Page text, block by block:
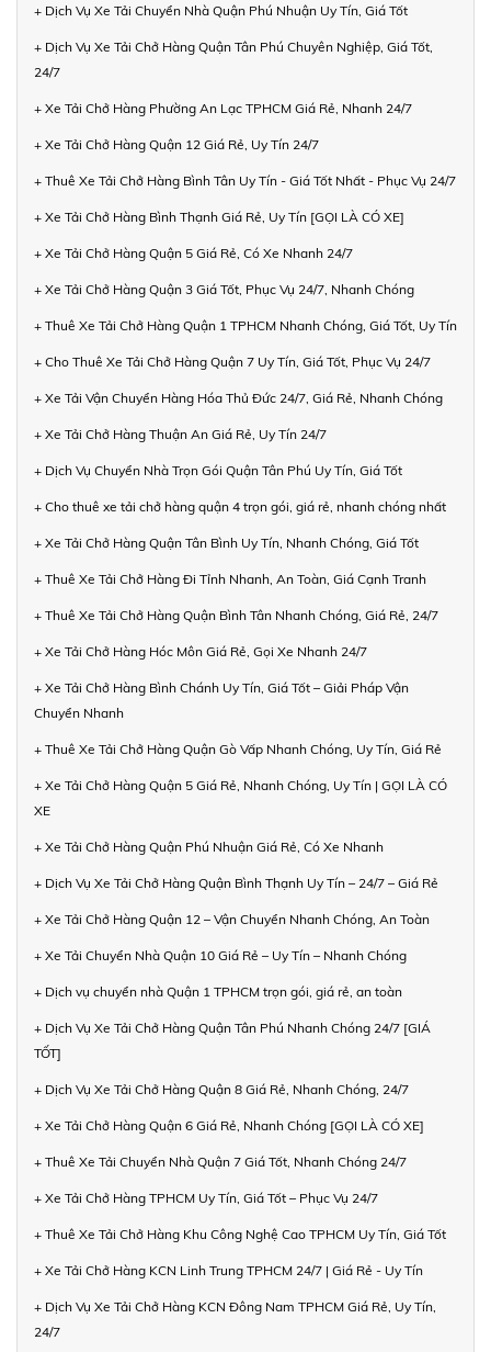
+ Dịch Vụ Xe Tải Chuyển Nhà Quận Phú Nhuận Uy Tín, Giá Tốt
+ Dịch Vụ Xe Tải Chở Hàng Quận Tân Phú Chuyên Nghiệp, Giá Tốt,
24/7
+ Xe Tải Chở Hàng Phường An Lạc TPHCM Giá Rẻ, Nhanh 24/7
+ Xe Tải Chở Hàng Quận 12 Giá Rẻ, Uy Tín 24/7
+ Thuê Xe Tải Chở Hàng Bình Tân Uy Tín - Giá Tốt Nhất - Phục Vụ 24/7
+ Xe Tải Chở Hàng Bình Thạnh Giá Rẻ, Uy Tín [GỌI LÀ CÓ XE]
+ Xe Tải Chở Hàng Quận 5 Giá Rẻ, Có Xe Nhanh 24/7
+ Xe Tải Chở Hàng Quận 3 Giá Tốt, Phục Vụ 24/7, Nhanh Chóng
+ Thuê Xe Tải Chở Hàng Quận 1 TPHCM Nhanh Chóng, Giá Tốt, Uy Tín
+ Cho Thuê Xe Tải Chở Hàng Quận 7 Uy Tín, Giá Tốt, Phục Vụ 24/7
+ Xe Tải Vận Chuyển Hàng Hóa Thủ Đức 24/7, Giá Rẻ, Nhanh Chóng
+ Xe Tải Chở Hàng Thuận An Giá Rẻ, Uy Tín 24/7
+ Dịch Vụ Chuyển Nhà Trọn Gói Quận Tân Phú Uy Tín, Giá Tốt
+ Cho thuê xe tải chở hàng quận 4 trọn gói, giá rẻ, nhanh chóng nhất
+ Xe Tải Chở Hàng Quận Tân Bình Uy Tín, Nhanh Chóng, Giá Tốt
+ Thuê Xe Tải Chở Hàng Đi Tỉnh Nhanh, An Toàn, Giá Cạnh Tranh
+ Thuê Xe Tải Chở Hàng Quận Bình Tân Nhanh Chóng, Giá Rẻ, 24/7
+ Xe Tải Chở Hàng Hóc Môn Giá Rẻ, Gọi Xe Nhanh 24/7
+ Xe Tải Chở Hàng Bình Chánh Uy Tín, Giá Tốt – Giải Pháp Vận
Chuyển Nhanh
+ Thuê Xe Tải Chở Hàng Quận Gò Vấp Nhanh Chóng, Uy Tín, Giá Rẻ
+ Xe Tải Chở Hàng Quận 5 Giá Rẻ, Nhanh Chóng, Uy Tín | GỌI LÀ CÓ
XE
+ Xe Tải Chở Hàng Quận Phú Nhuận Giá Rẻ, Có Xe Nhanh
+ Dịch Vụ Xe Tải Chở Hàng Quận Bình Thạnh Uy Tín – 24/7 – Giá Rẻ
+ Xe Tải Chở Hàng Quận 12 – Vận Chuyển Nhanh Chóng, An Toàn
+ Xe Tải Chuyển Nhà Quận 10 Giá Rẻ – Uy Tín – Nhanh Chóng
+ Dịch vụ chuyển nhà Quận 1 TPHCM trọn gói, giá rẻ, an toàn
+ Dịch Vụ Xe Tải Chở Hàng Quận Tân Phú Nhanh Chóng 24/7 [GIÁ
TỐT]
+ Dịch Vụ Xe Tải Chở Hàng Quận 8 Giá Rẻ, Nhanh Chóng, 24/7
+ Xe Tải Chở Hàng Quận 6 Giá Rẻ, Nhanh Chóng [GỌI LÀ CÓ XE]
+ Thuê Xe Tải Chuyển Nhà Quận 7 Giá Tốt, Nhanh Chóng 24/7
+ Xe Tải Chở Hàng TPHCM Uy Tín, Giá Tốt – Phục Vụ 24/7
+ Thuê Xe Tải Chở Hàng Khu Công Nghệ Cao TPHCM Uy Tín, Giá Tốt
+ Xe Tải Chở Hàng KCN Linh Trung TPHCM 24/7 | Giá Rẻ - Uy Tín
+ Dịch Vụ Xe Tải Chở Hàng KCN Đông Nam TPHCM Giá Rẻ, Uy Tín,
24/7